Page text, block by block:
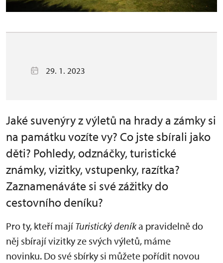
29. 1. 2023
Jaké suvenýry z výletů na hrady a zámky si
na památku vozíte vy? Co jste sbírali jako
děti? Pohledy, odznáčky, turistické
známky, vizitky, vstupenky, razítka?
Zaznamenáváte si své zážitky do
cestovního deníku?
Pro ty, kteří mají Turistický deníka pravidelně do
něj sbírají vizitky ze svých výletů, máme
novinku. Do své sbírky si můžete pořídit novou